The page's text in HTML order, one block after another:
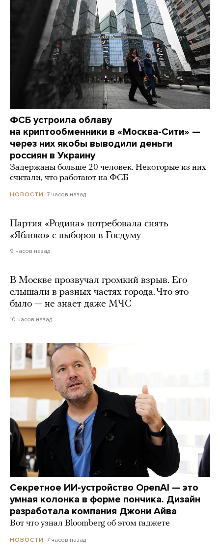
ФСБ устроила облаву
на криптообменники в «Москва-Сити» —
через них якобы выводили деньги
россиян в Украину
Задержаны больше 20 человек. Некоторые из них
считали, что работают на ФСБ
НОВОСТИ 7 часов назад
Партия «Родина» потребовала снять
«Яблоко» с выборов в Госдуму
9 часов назад
В Москве прозвучал громкий взрыв. Его
слышали в разных частях города. Что это
было — не знает даже МЧС
10 часов назад
Секретное ИИ-устройство OpenAI — это
умная колонка в форме пончика. Дизайн
разработала компания Джони Айва
Вот что узнал Bloomberg об этом гаджете
НОВОСТИ 7 часов назад